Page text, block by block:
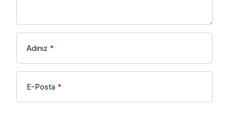
Adınız *
E-Posta *